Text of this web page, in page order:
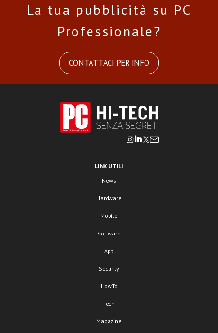
La tua pubblicità su PC
Professionale?
CONTATTACI PER INFO
LINK UTILI
News
Hardware
Mobile
Software
App
Security
HowTo
Tech
Magazine